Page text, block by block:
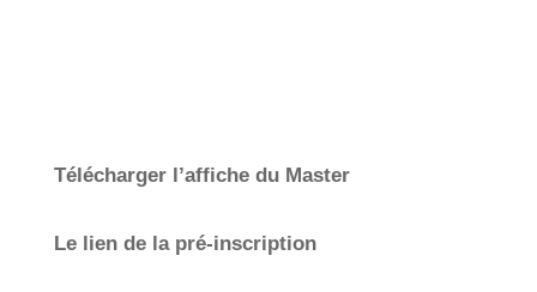
Télécharger l’affiche du Master
Le lien de la pré-inscription